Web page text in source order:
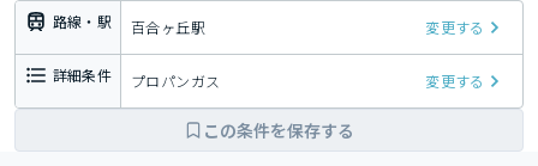
路線・駅 百合ヶ丘駅 変更する
詳細条件 プロパンガス 変更する
この条件を保存する